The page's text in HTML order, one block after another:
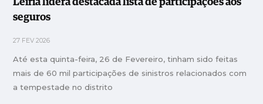
Leiria lidera destacada lista de participações aos
seguros
27 FEV 2026
Até esta quinta-feira, 26 de Fevereiro, tinham sido feitas
mais de 60 mil participações de sinistros relacionados com
a tempestade no distrito